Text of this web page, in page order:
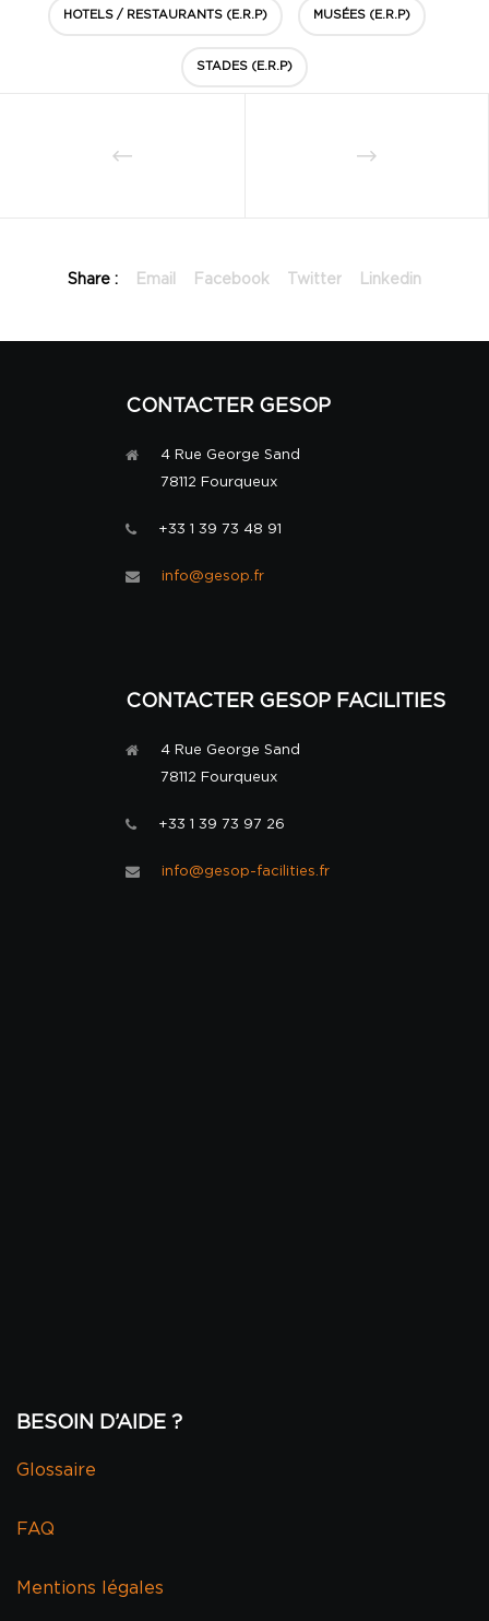
HOTELS / RESTAURANTS (E.R.P) MUSÉES (E.R.P)
STADES (E.R.P)
Share : Email Facebook Twitter Linkedin
CONTACTER GESOP
4 Rue George Sand
78112 Fourqueux
+33 1 39 73 48 91
info@gesop.fr
CONTACTER GESOP FACILITIES
4 Rue George Sand
78112 Fourqueux
+33 1 39 73 97 26
info@gesop-facilities.fr
BESOIN D’AIDE ?
Glossaire
FAQ
Mentions légales